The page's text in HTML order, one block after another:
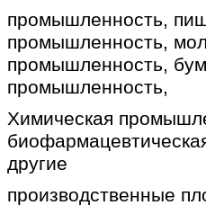
промышленность,
промышленность,
промышленность,
промышленность,
Химическая
другие
производственные